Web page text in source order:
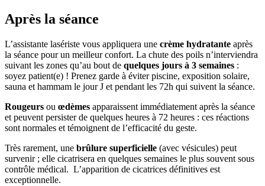
Après la séance
L’assistante lasériste vous appliquera une crème hydratante après
la séance pour un meilleur confort. La chute des poils n’interviendra
suivant les zones qu’au bout de quelques jours à 3 semaines :
soyez patient(e) ! Prenez garde à éviter piscine, exposition solaire,
sauna et hammam le jour J et pendant les 72h qui suivent la séance.
Rougeurs ou œdèmes apparaissent immédiatement après la séance
et peuvent persister de quelques heures à 72 heures : ces réactions
sont normales et témoignent de l’efficacité du geste.
Très rarement, une brûlure superficielle (avec vésicules) peut
survenir ; elle cicatrisera en quelques semaines le plus souvent sous
contrôle médical. L’apparition de cicatrices définitives est
exceptionnelle.